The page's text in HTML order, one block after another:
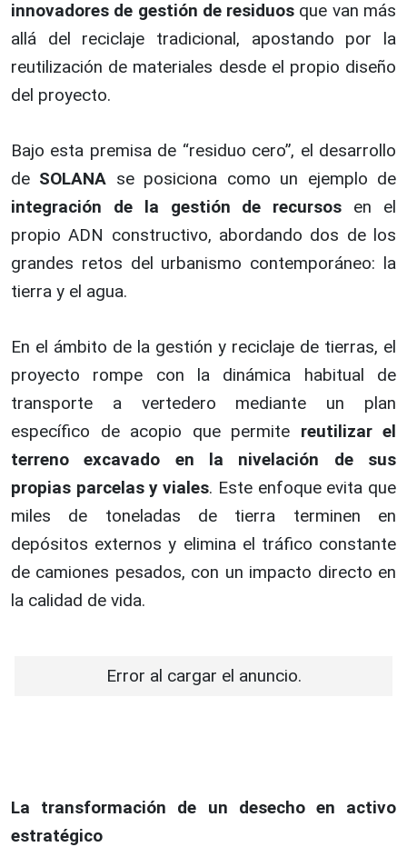
innovadores de gestión de residuos que van más
allá del reciclaje tradicional, apostando por la
reutilización de materiales desde el propio diseño
del proyecto.
Bajo esta premisa de “residuo cero”, el desarrollo
de SOLANA se posiciona como un ejemplo de
integración de la gestión de recursos en el
propio ADN constructivo, abordando dos de los
grandes retos del urbanismo contemporáneo: la
tierra y el agua.
En el ámbito de la gestión y reciclaje de tierras, el
proyecto rompe con la dinámica habitual de
transporte a vertedero mediante un plan
específico de acopio que permite reutilizar el
terreno excavado en la nivelación de sus
propias parcelas y viales. Este enfoque evita que
miles de toneladas de tierra terminen en
depósitos externos y elimina el tráfico constante
de camiones pesados, con un impacto directo en
la calidad de vida.
Error al cargar el anuncio.
La transformación de un desecho en activo
estratégico